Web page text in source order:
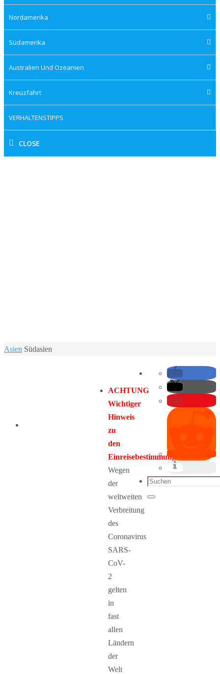
Nordamerika
Südamerika
Australien Und Ozeanien
Kreuzfahrt
VERHALTENSTIPPS
CLOSE
Home
Asien Südasien
ACHTUNG
Wichtiger
Hinweis
zu
den
Einreisebestimmungen:
Wegen
der
weltweiten
Verbreitung
des
Coronavirus
SARS-
CoV-
2
gelten
in
fast
allen
Ländern
der
Welt
Suchen
nach:
Suchen